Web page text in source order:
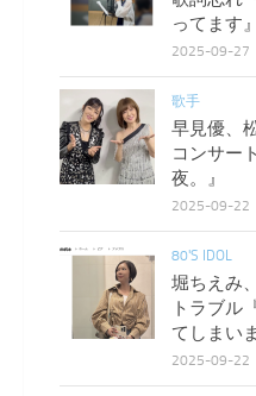
ってます』
2025-09-27
歌手
早見優、
コンサー
夜。』
2025-09-22
80'S IDOL
堀ちえみ
トラブル
てしまい
2025-09-22